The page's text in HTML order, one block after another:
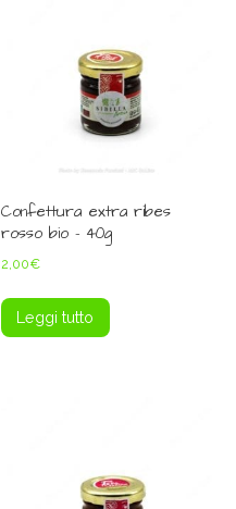
Confettura extra ribes
rosso bio – 40g
2,00€
Leggi tutto